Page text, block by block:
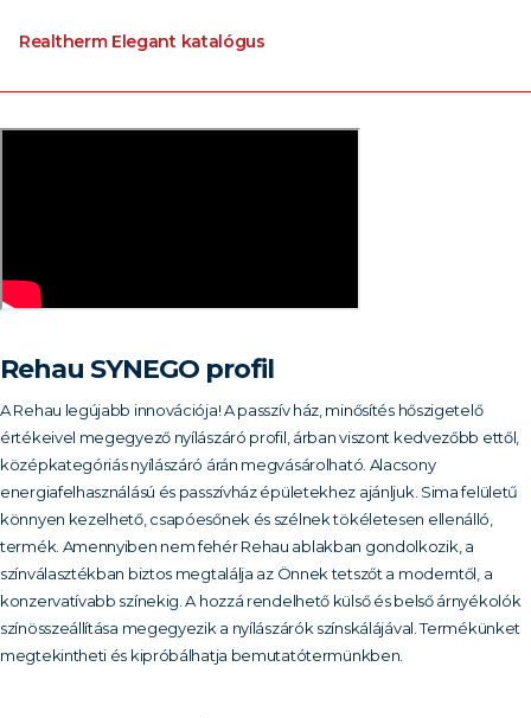
Realtherm Elegant katalógus
Rehau SYNEGO profil
A Rehau legújabb innovációja! A passzív ház, minősítés hőszigetelő
értékeivel megegyező nyílászáró profil, árban viszont kedvezőbb ettől,
középkategóriás nyílászáró árán megvásárolható. Alacsony
energiafelhasználású és passzívház épületekhez ajánljuk. Sima felületű
könnyen kezelhető, csapóesőnek és szélnek tökéletesen ellenálló,
termék. Amennyiben nem fehér Rehau ablakban gondolkozik, a
színválasztékban biztos megtalálja az Önnek tetszőt a moderntől, a
konzervatívabb színekig. A hozzá rendelhető külső és belső árnyékolók
színösszeállítása megegyezik a nyílászárók színskálájával. Termékünket
megtekintheti és kipróbálhatja bemutatótermünkben.